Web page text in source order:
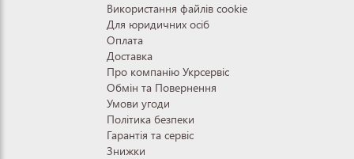
Використання файлів cookie
Для юридичних осіб
Оплата
Доставка
Про компанію Укрсервіс
Обмін та Повернення
Умови угоди
Політика безпеки
Гарантія та сервіс
Знижки